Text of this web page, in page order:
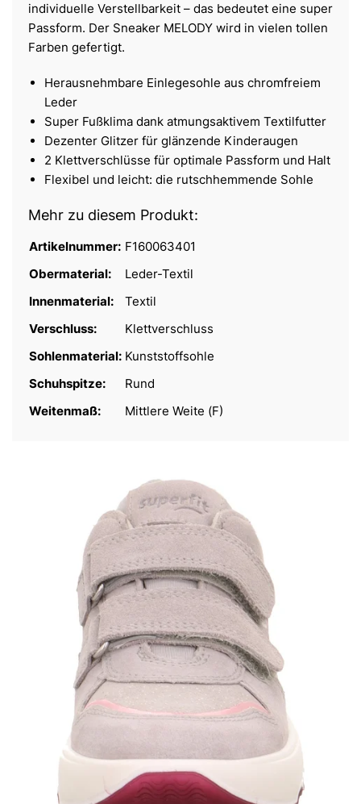
individuelle Verstellbarkeit – das bedeutet eine super
Passform. Der Sneaker MELODY wird in vielen tollen
Farben gefertigt.
Herausnehmbare Einlegesohle aus chromfreiem
Leder
Super Fußklima dank atmungsaktivem Textilfutter
Dezenter Glitzer für glänzende Kinderaugen
2 Klettverschlüsse für optimale Passform und Halt
Flexibel und leicht: die rutschhemmende Sohle
Mehr zu diesem Produkt:
Artikelnummer: F160063401
Obermaterial:
Leder-Textil
Innenmaterial:
Textil
Verschluss:
Klettverschluss
Sohlenmaterial: Kunststoffsohle
Schuhspitze:
Rund
Weitenmaß:
Mittlere Weite (F)